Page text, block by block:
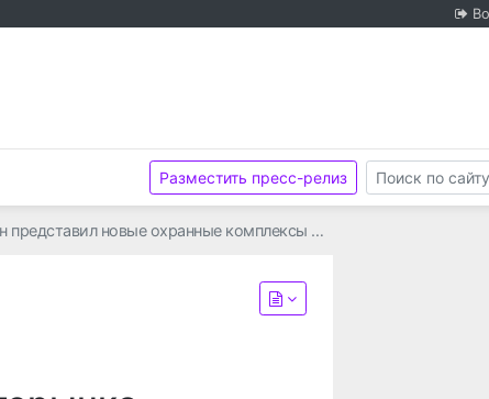
Разместить пресс-релиз
представил новые охранные комплексы …